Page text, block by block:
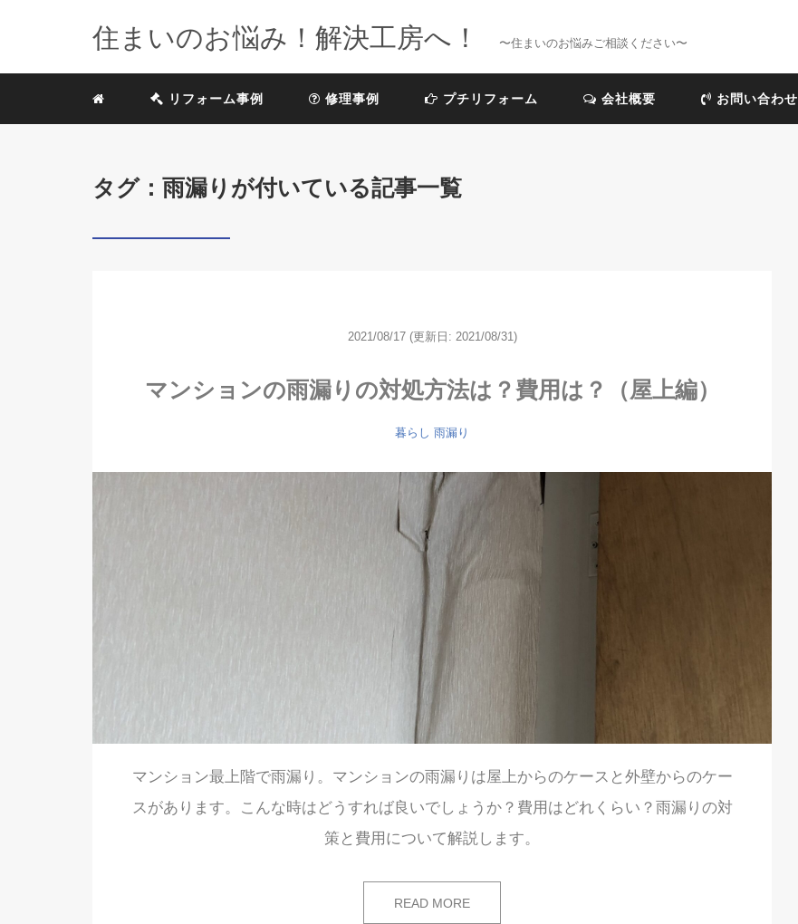
住まいのお悩み！解決工房へ！ 〜住まいのお悩みご相談ください〜
リフォーム事例 修理事例 プチリフォーム 会社概要 お問い合わせ
タグ：雨漏りが付いている記事一覧
2021/08/17 (更新日: 2021/08/31)
マンションの雨漏りの対処方法は？費用は？（屋上編）
暮らし 雨漏り
マンション最上階で雨漏り。マンションの雨漏りは屋上からのケースと外壁からのケー
スがあります。こんな時はどうすれば良いでしょうか？費用はどれくらい？雨漏りの対
策と費用について解説します。
READ MORE